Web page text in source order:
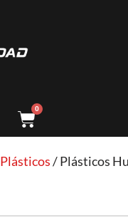
0
Plásticos/ Plásticos